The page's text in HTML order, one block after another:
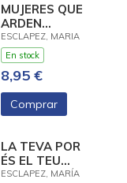
MUJERES QUE
ARDEN
(EDICION
LIMITADA)
ESCLAPEZ, MARIA
En stock
8,95 €
Comprar
LA TEVA POR
ÉS EL TEU
PODER
ESCLAPEZ, MARÍA